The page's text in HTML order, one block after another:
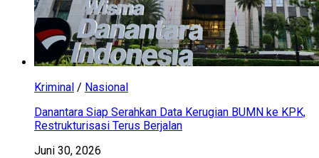
Kriminal / Nasional
Danantara Siap Serahkan Data Kerugian BUMN ke KPK,
Restrukturisasi Terus Berjalan
Juni 30, 2026